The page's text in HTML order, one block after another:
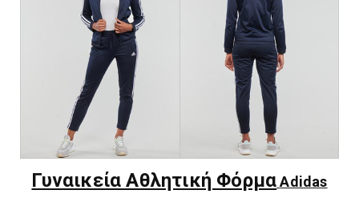
Γυναικεία Αθλητική Φόρμα Adidas